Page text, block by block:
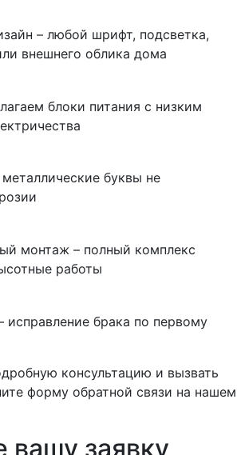
– любой шрифт, подсветка,
внешнего облика дома
блоки питания с низким
буквы не
монтаж – полный комплекс
работы
исправление брака по первому
консультацию и вызвать
форму обратной связи на нашем
вашу заявку